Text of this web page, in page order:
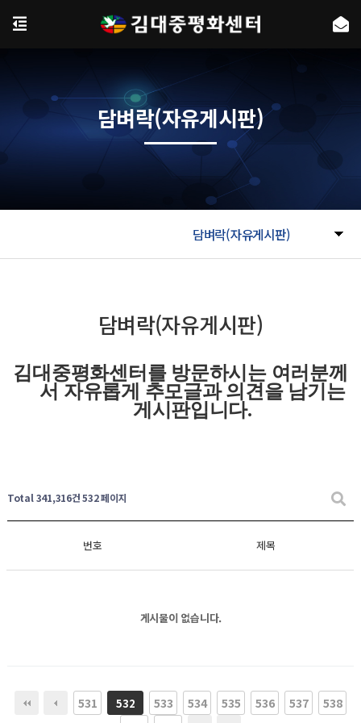
담벼락(자유게시판)
담벼락(자유게시판)
담벼락(자유게시판)
김대중평화센터를 방문하시는 여러분께
서 자유롭게 추모글과의견을 남기는
게시판입니다.
Total 341,316건532 페이지
번호 제목
게시물이 없습니다.
531 532 533 534 535 536 537
538